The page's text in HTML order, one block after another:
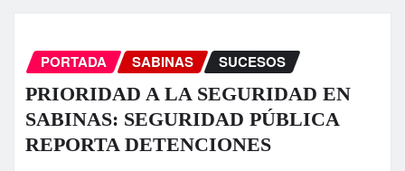
PORTADA SABINAS SUCESOS
PRIORIDAD A LA SEGURIDAD EN
SABINAS: SEGURIDAD PÚBLICA
REPORTA DETENCIONES